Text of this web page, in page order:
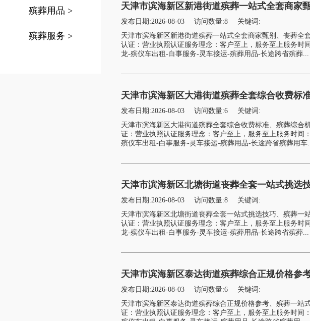
殡葬用品 >
殡葬服务 >
天津市滨海新区新港街道殡葬一站式全套商家
发布日期:2026-08-03 访问数量:8
关键词:
天津市滨海新区新港街道殡葬一站式全套商家甄别、丧葬全
认证：营业执照认证服务理念：客户至上，服务至上服务时
龙-殡仪车出租-白事服务-灵车接运-殡葬用品-长途跨省殡葬...
天津市滨海新区大港街道殡葬全套综合收费标
发布日期:2026-08-03 访问数量:6
关键词:
天津市滨海新区大港街道殡葬全套综合收费标准、殡葬综合
证：营业执照认证服务理念：客户至上，服务至上服务时间
殡仪车出租-白事服务-灵车接运-殡葬用品-长途跨省殡葬用车...
天津市滨海新区北塘街道丧葬全套一站式挑选
发布日期:2026-08-03 访问数量:8
关键词:
天津市滨海新区北塘街道丧葬全套一站式挑选技巧、殡葬一
认证：营业执照认证服务理念：客户至上，服务至上服务时
龙-殡仪车出租-白事服务-灵车接运-殡葬用品-长途跨省殡葬...
天津市滨海新区泰达街道殡葬综合正规价格参
发布日期:2026-08-03 访问数量:6
关键词:
天津市滨海新区泰达街道殡葬综合正规价格参考、殡葬一站
证：营业执照认证服务理念：客户至上，服务至上服务时间